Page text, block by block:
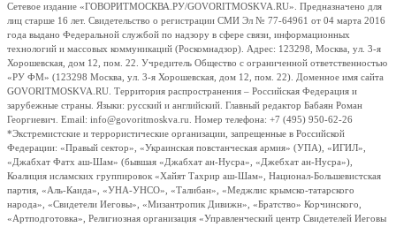
Сетевое издание «ГОВОРИТМОСКВА.РУ/GOVORITMOSKVA.RU». Предназначено для
лиц старше 16 лет. Свидетельство о регистрации СМИ Эл № 77-64961 от 04 марта 2016
года выдано Федеральной службой по надзору в сфере связи, информационных
технологий и массовых коммуникаций (Роскомнадзор). Адрес: 123298, Москва, ул. 3-я
Хорошевская, дом 12, пом. 22. Учредитель Общество с ограниченной ответственностью
«РУ ФМ» (123298 Москва, ул. 3-я Хорошевская, дом 12, пом. 22). Доменное имя сайта
GOVORITMOSKVA.RU. Территория распространения – Российская Федерация и
зарубежные страны. Языки: русский и английский. Главный редактор Бабаян Роман
Георгиевич. Email: info@govoritmoskva.ru. Номер телефона: +7 (495) 950-62-26
*Экстремистские и террористические организации, запрещенные в Российской
Федерации: «Правый сектор», «Украинская повстанческая армия» (УПА), «ИГИЛ»,
«Джабхат Фатх аш-Шам» (бывшая «Джабхат ан-Нусра», «Джебхат ан-Нусра»),
Коалиция исламских группировок «Хайят Тахрир аш-Шам», Национал-Большевистская
партия, «Аль-Каида», «УНА-УНСО», «Талибан», «Меджлис крымско-татарского
народа», «Свидетели Иеговы», «Мизантропик Дивижн», «Братство» Корчинского,
«Артподготовка», Религиозная организация «Управленческий центр Свидетелей Иеговы